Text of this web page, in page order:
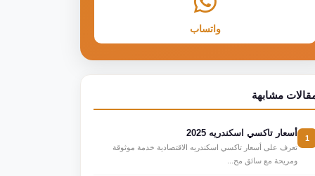
واتساب
مشابهة
1 أسعار تاكسي اسكندريه 2025
تعرف على أسعار تاكسي اسكندريه الاقتصادية خدمة موثوقة
ومريحة مع سائق مح...